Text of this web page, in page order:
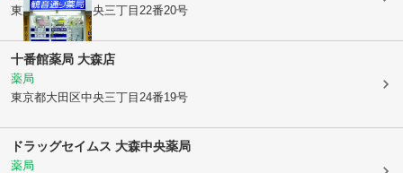
東京都大田区中央三丁目22番20号
十番館薬局 大森店
薬局
東京都大田区中央三丁目24番19号
ドラッグセイムス 大森中央薬局
薬局